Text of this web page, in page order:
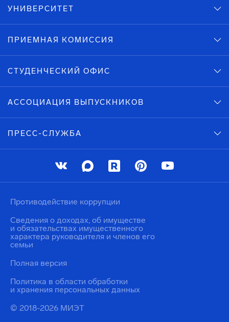
УНИВЕРСИТЕТ
ПРИЕМНАЯ КОМИССИЯ
СТУДЕНЧЕСКИЙ ОФИС
АССОЦИАЦИЯ ВЫПУСКНИКОВ
ПРЕСС-СЛУЖБА
© 2018-2026 МИЭТ
Политика в области обработки
и хранения персональных данных
Противодействие коррупции
Сведения о доходах, об имуществе
и обязательствах имущественного
характера руководителя и членов его
семьи
Полная версия